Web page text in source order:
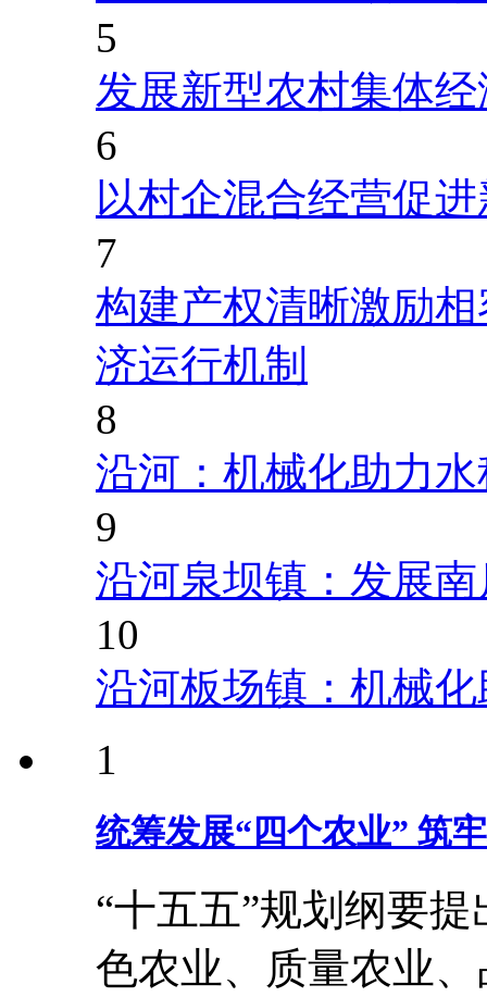
5
发展新型农村集体
6
以村企混合经营促
7
构建产权清晰激励
济运行机制
8
沿河：机械化助力
9
沿河泉坝镇：发展
10
沿河板场镇：机械
1
统筹发展“四个农业” 筑
“十五五”规划纲要
色农业、质量农业